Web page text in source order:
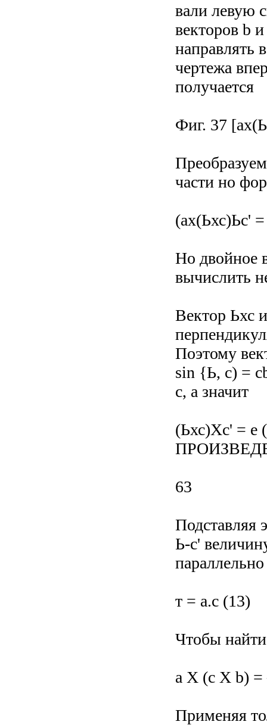
вали левую
векторов b
направлять
чертежа
получается
Фиг. 37
части но
(ах(Ьхс)Ьс'
Но двойное
вычислить
Вектор Ьхс
Поэтому
sin {Ь, с) =
с, а значит
(Ьхс)Xс' = е
63
Подставляя
Ь-с'
т = а.с (13)
Чтобы
а X (с X b)
Применяя